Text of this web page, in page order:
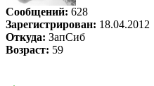
Сообщений: 628
Зарегистрирован: 18.04.2012
Откуда: ЗапСиб
Возраст: 59